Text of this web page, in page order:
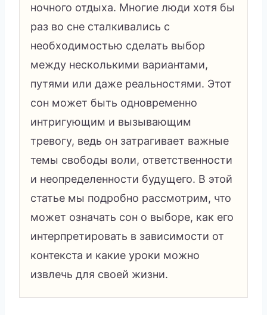
ночного отдыха. Многие люди хотя бы
раз во сне сталкивались с
необходимостью сделать выбор
между несколькими вариантами,
путями или даже реальностями. Этот
сон может быть одновременно
интригующим и вызывающим
тревогу, ведь он затрагивает важные
темы свободы воли, ответственности
и неопределенности будущего. В этой
статье мы подробно рассмотрим, что
может означать сон о выборе, как его
интерпретировать в зависимости от
контекста и какие уроки можно
извлечь для своей жизни.